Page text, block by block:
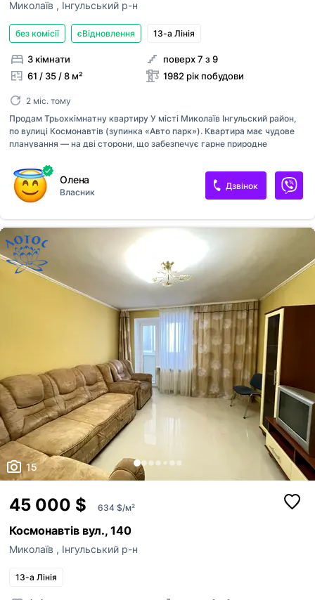
Миколаїв , Інгульський р-н
без комісії єВідновлення 13-а Лінія
3 кімнати
61 / 35 / 8 м²
поверх 7 з 9
1982 рік побудови
2 міс. тому
Продам Трьохкімнатну квартиру У місті Миколаїв Інгульский район,
по вулиці Космонавтів (зупинка «Авто парк»). Квартира має чудове
планування — на дві сторони, що забезпечує гарне природне
Квартира в житловому стані, з можливістю реалізувати власний
дизайнерський проєкт і зробити ремонт на свій смак. Відмінна
локація: поруч магазини, ринок, супермаркет NOVUS, супермаркет
управлінням ОСББ, доглянутий під’їзд, є технічний поверх. Площа 62
кв.м. Бонус- Кладова на поверсі. Телефонуйте — домовимось про
перегляд
Олена
Власник
Дзвінок
15
45 000 $ 634 $/м²
Космонавтів вул., 140
Миколаїв , Інгульський р-н
13-а Лінія